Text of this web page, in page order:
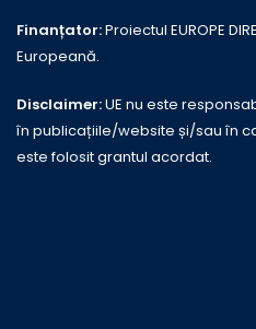
Finanțator:Proiectul EUROPE
Europeană.
Disclaimer:UE nu este
în publicațiile/website și/sau în
este folosit grantul acordat.